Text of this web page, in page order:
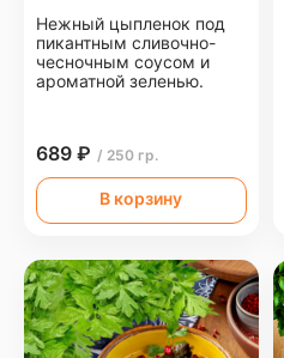
Нежный цыпленок под
пикантным сливочно-
чесночным соусом и
ароматной зеленью.
689 ₽ / 250 гр.
В корзину